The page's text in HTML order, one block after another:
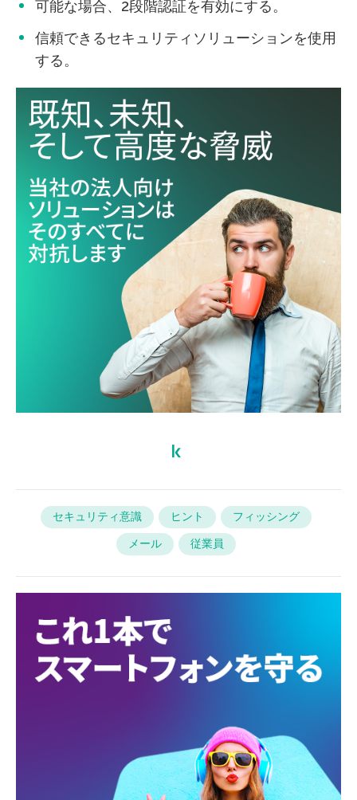
可能な場合、2段階認証を有効にする。
信頼できるセキュリティソリューションを使用
する。
セキュリティ意識 ヒント
フィッシング
メール
従業員